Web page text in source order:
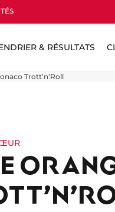
& RÉSULTATS
Trott’n’Roll